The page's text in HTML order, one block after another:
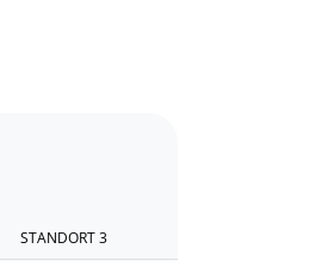
STANDORT 3